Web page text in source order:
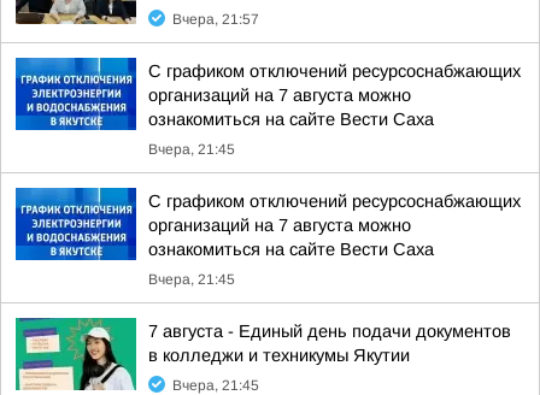
Вчера, 21:57
С графиком отключений ресурсоснабжающих
организаций на 7 августа можно
ознакомиться на сайте Вести Саха
Вчера, 21:45
С графиком отключений ресурсоснабжающих
организаций на 7 августа можно
ознакомиться на сайте Вести Саха
Вчера, 21:45
7 августа - Единый день подачи документов
в колледжи и техникумы Якутии
Вчера, 21:45